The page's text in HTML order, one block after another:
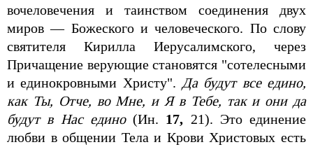
вочеловечения и таинством соединения двух
миров — Божеского и человеческого. По слову
святителя Кирилла Иерусалимского, через
Причащение верующие становятся "сотелесными
и единокровными Христу". Да будут все едино,
как Ты, Отче, во Мне, и Я в Тебе, так и они да
будут в Нас едино(Ин. 17, 21). Это единение
любви в общении Тела и Крови Христовых есть